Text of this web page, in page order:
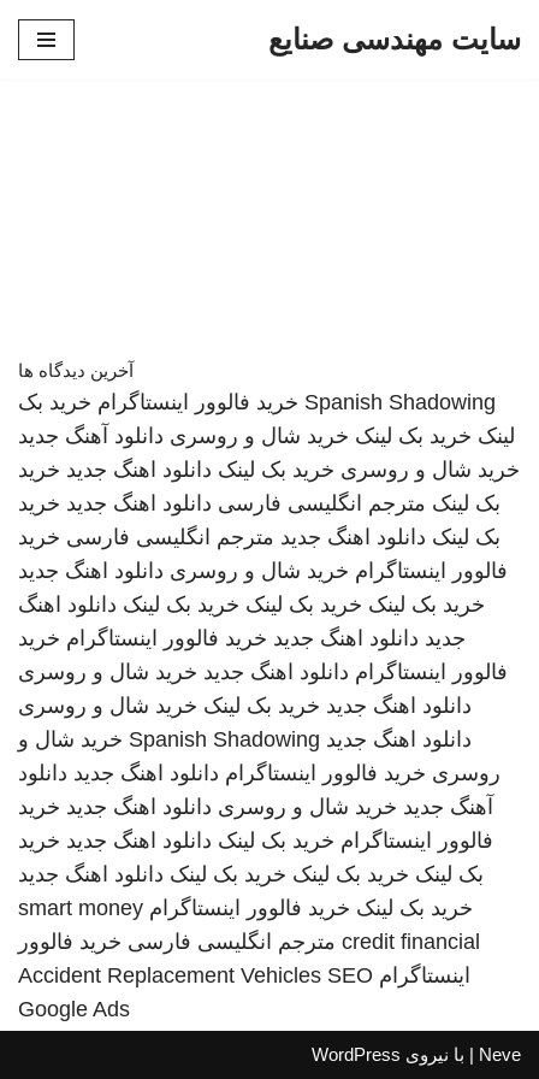
سایت مهندسی صنایع
آخرین دیدگاه ها
Spanish Shadowing خرید فالوور اینستاگرام خرید بک
لینک خرید بک لینک خرید شال و روسری دانلود آهنگ جدید
خرید شال و روسری خرید بک لینک دانلود اهنگ جدید خرید
بک لینک مترجم انگلیسی فارسی دانلود اهنگ جدید خرید
بک لینک دانلود اهنگ جدید مترجم انگلیسی فارسی خرید
فالوور اینستاگرام خرید شال و روسری دانلود اهنگ جدید
خرید بک لینک خرید بک لینک خرید بک لینک دانلود اهنگ
جدید دانلود اهنگ جدید خرید فالوور اینستاگرام خرید
فالوور اینستاگرام دانلود اهنگ جدید خرید شال و روسری
دانلود اهنگ جدید خرید بک لینک خرید شال و روسری
دانلود اهنگ جدید Spanish Shadowing خرید شال و
روسری خرید فالوور اینستاگرام دانلود اهنگ جدید دانلود
آهنگ جدید خرید شال و روسری دانلود اهنگ جدید خرید
فالوور اینستاگرام خرید بک لینک دانلود اهنگ جدید خرید
بک لینک خرید بک لینک خرید بک لینک دانلود اهنگ جدید
خرید بک لینک خرید فالوور اینستاگرام smart money
credit financial مترجم انگلیسی فارسی خرید فالوور
اینستاگرام
Accident Replacement Vehicles SEO
Google Ads
Neve | با نیروی WordPress